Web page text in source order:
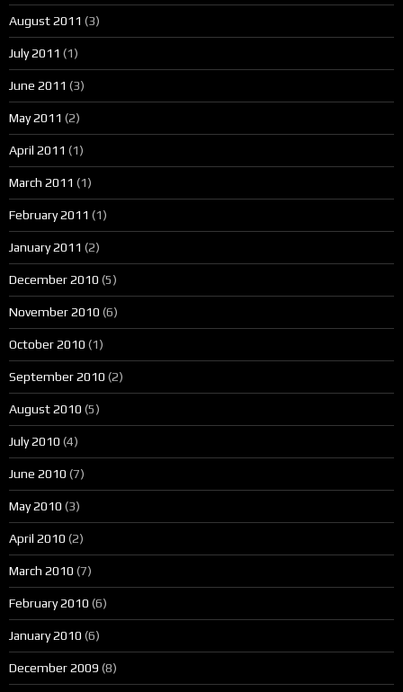
August 2011 (3)
July 2011 (1)
June 2011 (3)
May 2011 (2)
April 2011 (1)
March 2011 (1)
February 2011 (1)
January 2011 (2)
December 2010 (5)
November 2010 (6)
October 2010 (1)
September 2010 (2)
August 2010 (5)
July 2010 (4)
June 2010 (7)
May 2010 (3)
April 2010 (2)
March 2010 (7)
February 2010 (6)
January 2010 (6)
December 2009 (8)